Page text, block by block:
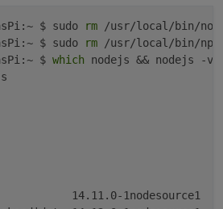
$ sudo rm /usr/local/bin/
$ sudo
rm /usr/local/bin/npm
$ which nodejs && nodejs -v
14.11.0-1nodesource1